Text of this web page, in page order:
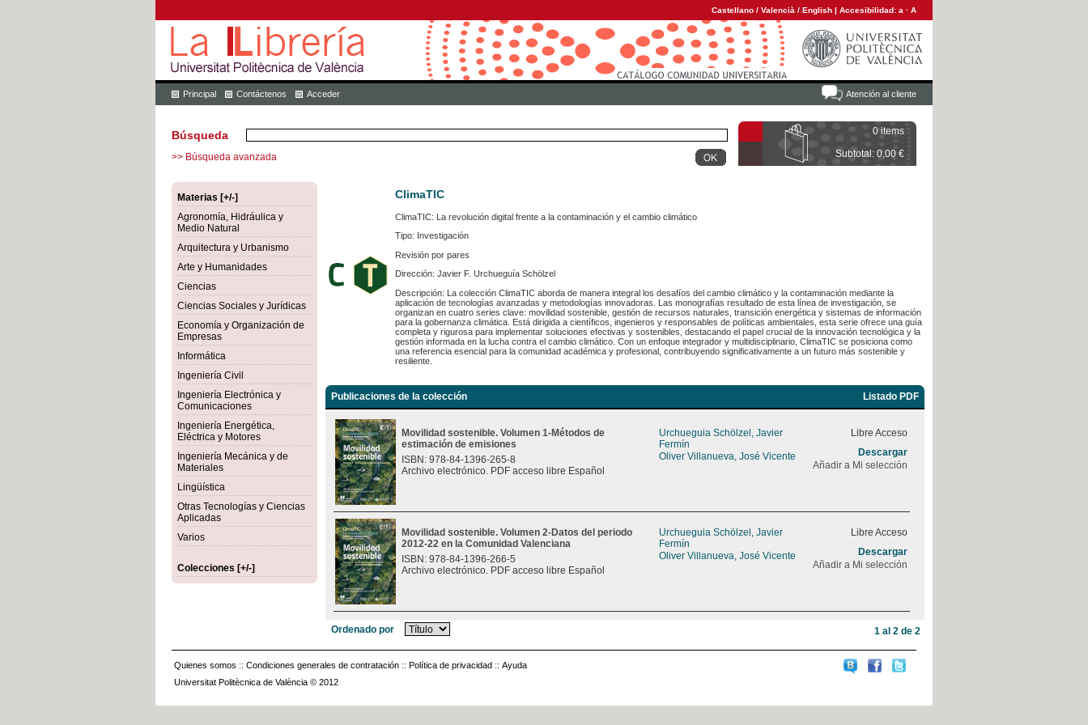
Castellano / Valencià / English | Accesibilidad: a · A
Atención al cliente
Principal Contáctenos Acceder
0 items
Subtotal: 0,00 €
Búsqueda
>> Búsqueda avanzada
Materias [+/-]
Agronomía, Hidráulica y
Medio Natural
Arquitectura y Urbanismo
Arte y Humanidades
Ciencias
Ciencias Sociales y Jurídicas
Economía y Organización de
Empresas
Informática
Ingeniería Civil
Ingeniería Electrónica y
Comunicaciones
Ingeniería Energética,
Eléctrica y Motores
Ingeniería Mecánica y de
Materiales
Lingüística
Otras Tecnologías y Ciencias
Aplicadas
Varios
Colecciones [+/-]
ClimaTIC
ClimaTIC: La revolución digital frente a la contaminación y el cambio climático
Tipo: Investigación
Revisión por pares
Dirección: Javier F. Urchueguía Schölzel
Descripción: La colección ClimaTIC aborda de manera integral los desafíos del cambio climático y la contaminación mediante la
aplicación de tecnologías avanzadas y metodologías innovadoras. Las monografías resultado de esta línea de investigación, se
organizan en cuatro series clave: movilidad sostenible, gestión de recursos naturales, transición energética y sistemas de información
para la gobernanza climática. Está dirigida a científicos, ingenieros y responsables de políticas ambientales, esta serie ofrece una guía
completa y rigurosa para implementar soluciones efectivas y sostenibles, destacando el papel crucial de la innovación tecnológica y la
gestión informada en la lucha contra el cambio climático. Con un enfoque integrador y multidisciplinario, ClimaTIC se posiciona como
una referencia esencial para la comunidad académica y profesional, contribuyendo significativamente a un futuro más sostenible y
resiliente.
Publicaciones de la colección Listado PDF
Movilidad sostenible. Volumen 1-Métodos de
estimación de emisiones
ISBN: 978-84-1396-265-8
Archivo electrónico. PDF acceso libre Español
Urchueguia Schölzel, Javier
Fermín
Oliver Villanueva, José Vicente
Libre Acceso
Descargar
Añadir a Mi selección
Movilidad sostenible. Volumen 2-Datos del periodo
2012-22 en la Comunidad Valenciana
ISBN: 978-84-1396-266-5
Archivo electrónico. PDF acceso libre Español
Urchueguia Schölzel, Javier
Fermín
Oliver Villanueva, José Vicente
Libre Acceso
Descargar
Añadir a Mi selección
Ordenado por 1 al 2 de 2
Quienes somos :: Condiciones generales de contratación :: Política de privacidad :: Ayuda
Universitat Politècnica de València © 2012